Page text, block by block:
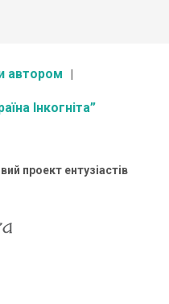
автором
Інкогніта”
проект ентузіастів